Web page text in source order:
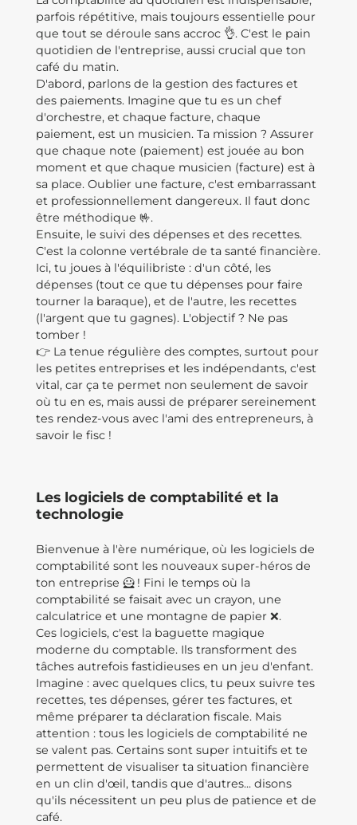
parfois répétitive, mais toujours essentielle pour
que tout se déroule sans accroc 👌. C'est le pain
quotidien de l'entreprise, aussi crucial que ton
café du matin.
D'abord, parlons de la gestion des factures et
des paiements. Imagine que tu es un chef
d'orchestre, et chaque facture, chaque
paiement, est un musicien. Ta mission ? Assurer
que chaque note (paiement) est jouée au bon
moment et que chaque musicien (facture) est à
sa place. Oublier une facture, c'est embarrassant
et professionnellement dangereux. Il faut donc
être méthodique 🤟.
Ensuite, le suivi des dépenses et des recettes.
C'est la colonne vertébrale de ta santé financière.
Ici, tu joues à l'équilibriste : d'un côté, les
dépenses (tout ce que tu dépenses pour faire
tourner la baraque), et de l'autre, les recettes
(l'argent que tu gagnes). L'objectif ? Ne pas
tomber !
👉 La tenue régulière des comptes, surtout pour
les petites entreprises et les indépendants, c'est
vital, car ça te permet non seulement de savoir
où tu en es, mais aussi de préparer sereinement
tes rendez-vous avec l'ami des entrepreneurs, à
savoir le fisc !
Les logiciels de comptabilité et la
technologie
Bienvenue à l'ère numérique, où les logiciels de
comptabilité sont les nouveaux super-héros de
ton entreprise 🦸 ! Fini le temps où la
comptabilité se faisait avec un crayon, une
calculatrice et une montagne de papier ❌.
Ces logiciels, c'est la baguette magique
moderne du comptable. Ils transforment des
tâches autrefois fastidieuses en un jeu d'enfant.
Imagine : avec quelques clics, tu peux suivre tes
recettes, tes dépenses, gérer tes factures, et
même préparer ta déclaration fiscale. Mais
attention : tous les logiciels de comptabilité ne
se valent pas. Certains sont super intuitifs et te
permettent de visualiser ta situation financière
en un clin d'œil, tandis que d'autres... disons
qu'ils nécessitent un peu plus de patience et de
café.